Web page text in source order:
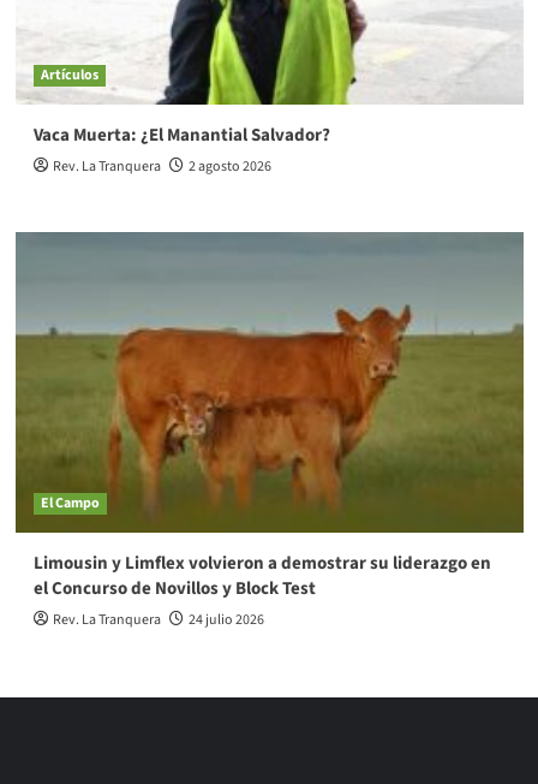
Artículos
Vaca Muerta: ¿El Manantial Salvador?
Rev. La Tranquera 2 agosto 2026
El Campo
Limousin y Limflex volvieron a demostrar su liderazgo en
el Concurso de Novillos y Block Test
Rev. La Tranquera 24 julio 2026